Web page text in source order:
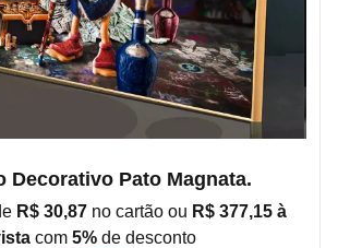
Decorativo Pato Magnata.
R$ 30,87no cartão ou R$ 377,15 à
com 5% de desconto